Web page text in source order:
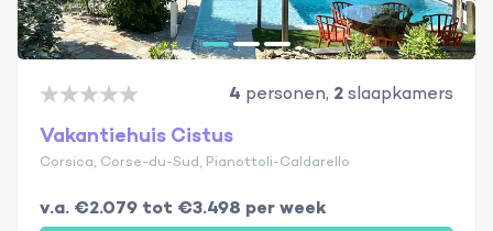
4 personen, 2slaapkamers
Vakantiehuis Cistus
Corsica, Corse-du-Sud, Pianottoli-Caldarello
v.a. €2.079 tot €3.498 per week